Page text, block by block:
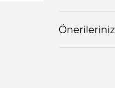
Önerileriniz